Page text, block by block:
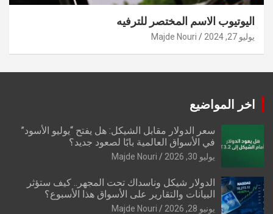
اليوتيوب الاسم المختصر للترفيه
يوليو 27, 2024 Majde Nouri
اخر المواضيع
سعر الدولار مقابل الشيكل: هل يفتح “يوليو الأسود”
في الأسواق العالمية بابًا لصعود جديد؟
يوليو 30, 2026 Majde Nouri
الدولار شيكل وناسداك تحت المجهر.. كيف ستؤثر
البيانات والتقارير على الأسواق هذا الأسبوع؟
يونيو 28, 2026 Majde Nouri